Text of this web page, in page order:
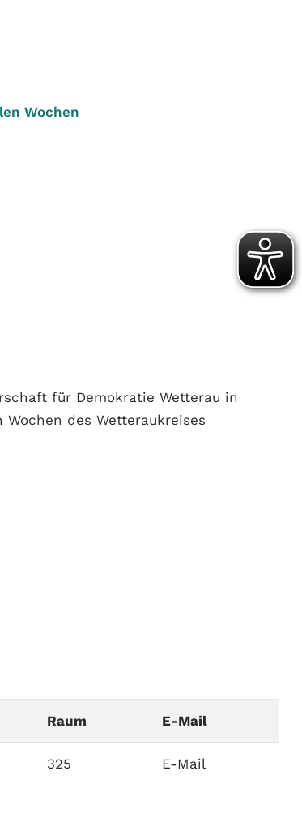
Wochen
für Demokratie Wetterau in
des Wetteraukreises
Raum E-Mail
325 E-Mail